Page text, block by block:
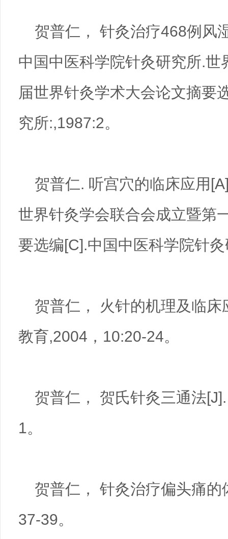
贺普仁， 针灸治疗468例风
中国中医科学院针灸研究所.
届世界针灸学术大会论文摘要
究所:,1987:2。
贺普仁. 听宫穴的临床应用
世界针灸学会联合会成立暨第
要选编[C].中国中医科学院针
贺普仁， 火针的机理及临
教育,2004，10:20-24。
贺普仁， 贺氏针灸三通法
1。
贺普仁， 针灸治疗偏头痛
37-39。